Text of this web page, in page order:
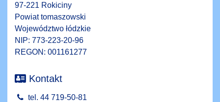
97-221 Rokiciny
Powiat tomaszowski
Województwo łódzkie
NIP: 773-223-20-96
REGON: 001161277
Kontakt
tel. 44 719-50-81